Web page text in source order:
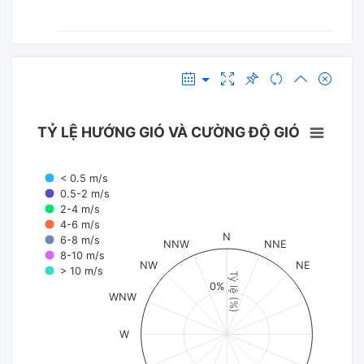
Tỷ lệ (%)
TỶ LỆ HƯỚNG GIÓ VÀ CƯỜNG ĐỘ GIÓ
< 0.5 m/s
0.5-2 m/s
2-4 m/s
4-6 m/s
6-8 m/s
8-10 m/s
> 10 m/s
N
NNE
NE
W
WNW
NW
NNW
0%